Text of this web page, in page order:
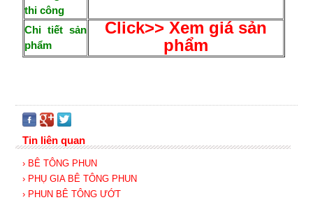
thi công
Chi tiết sản
phẩm
Click>> Xem giá sản
phẩm
Tin liên quan
› BÊ TÔNG PHUN
› PHỤ GIA BÊ TÔNG PHUN
› PHUN BÊ TÔNG ƯỚT